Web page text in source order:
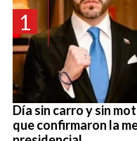
1
Día sin carro y sin
que confirmaron la